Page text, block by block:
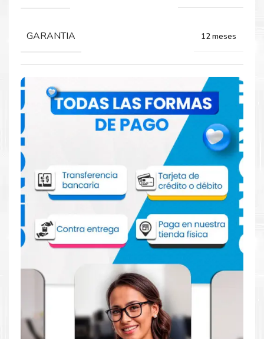
Comprar Tinta Canon GI 10 Negro para
impresora 5010 5011 6010 6011
Aprovecha nuestra experiencia y atención para adquirir tus
productos. Tenemos promociones todos los dias. Escríbenos o
visítanos hoy para encontrar la solución perfecta para tu
, como la
Tinta Canon GI 10 Negro para
impresora 5010 5011 6010 6011 7010 2010 2011 4010
Dónde comprar Tinta para impresora
5010 5011 6010 6011 en Lima o para
GARANTIA 12 meses